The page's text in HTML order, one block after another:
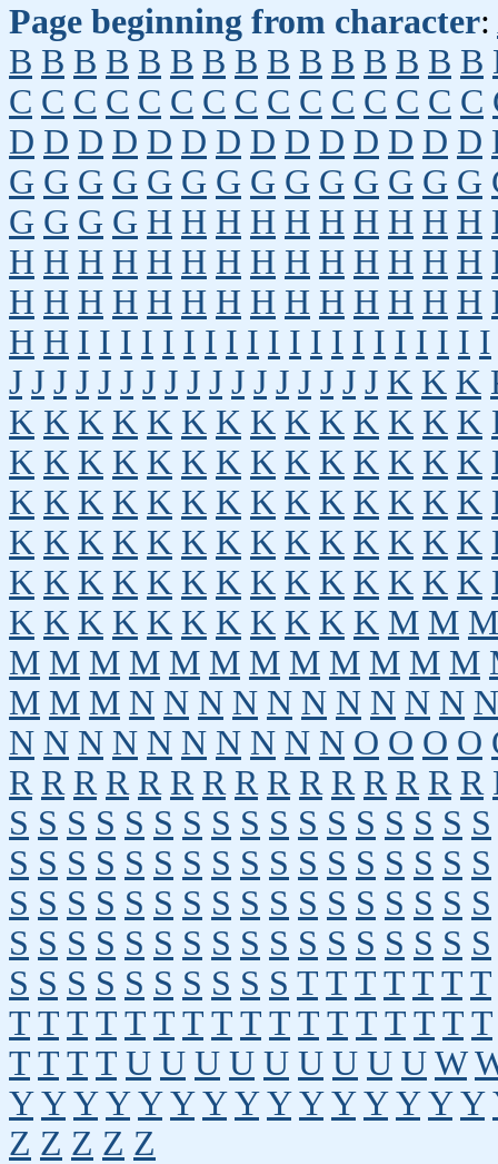
Page beginning from character:
B B B B B B B B B B B B B B B
C C C C C C C C C C C C C C C
D D D D D D D D D D D D D D
G G G G G G G G G G G G G G
G G G G H H H H H H H H H H
H H H H H H H H H H H H H H
H H H H H H H H H H H H H H
H H I I I I I I I I I I I I I I I I I I I I
J J J J J J J J J J J J J J J J J K K K
K K K K K K K K K K K K K K
K K K K K K K K K K K K K K
K K K K K K K K K K K K K K
K K K K K K K K K K K K K K
K K K K K K K K K K K K K K
K K K K K K K K K K K M M M
M M M M M M M M M M M M
M M M N N N N N N N N N N N
N N N N N N N N N N O O O O
R R R R R R R R R R R R R R R
S S S S S S S S S S S S S S S S S
S S S S S S S S S S S S S S S S S
S S S S S S S S S S S S S S S S S
S S S S S S S S S S S S S S S S S
S S S S S S S S S S T T T T T T T
T T T T T T T T T T T T T T T T T
T T T T U U U U U U U U U W
Y Y Y Y Y Y Y Y Y Y Y Y Y Y Y
Z Z Z Z Z